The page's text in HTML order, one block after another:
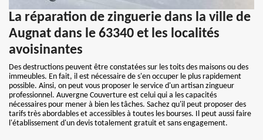
La réparation de zinguerie dans la ville de
Augnat dans le 63340 et les localités
avoisinantes
Des destructions peuvent être constatées sur les toits des maisons ou des
immeubles. En fait, il est nécessaire de s'en occuper le plus rapidement
possible. Ainsi, on peut vous proposer le service d'un artisan zingueur
professionnel. Auvergne Couverture est celui qui a les capacités
nécessaires pour mener à bien les tâches. Sachez qu'il peut proposer des
tarifs très abordables et accessibles à toutes les bourses. Il peut aussi faire
l'établissement d'un devis totalement gratuit et sans engagement.